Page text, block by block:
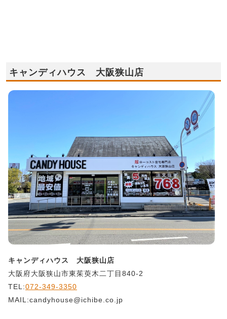
キャンディハウス 大阪狭山店
キャンディハウス 大阪狭山店
大阪府大阪狭山市東茱萸木二丁目840-2
TEL:072-349-3350
MAIL:candyhouse@ichibe.co.jp